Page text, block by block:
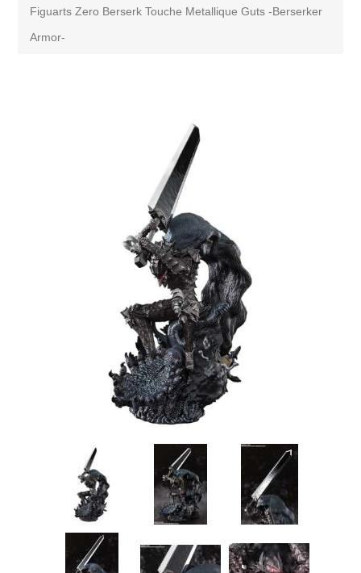
Figuarts Zero Berserk Touche Metallique Guts -Berserker
Armor-